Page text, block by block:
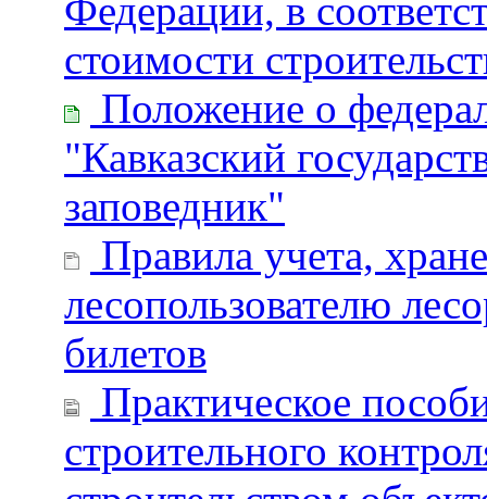
Федерации, в
стоимости
Положение о
"Кавказский
заповедник"
Правила учета,
лесопользователю
билетов
Практическое
строительного